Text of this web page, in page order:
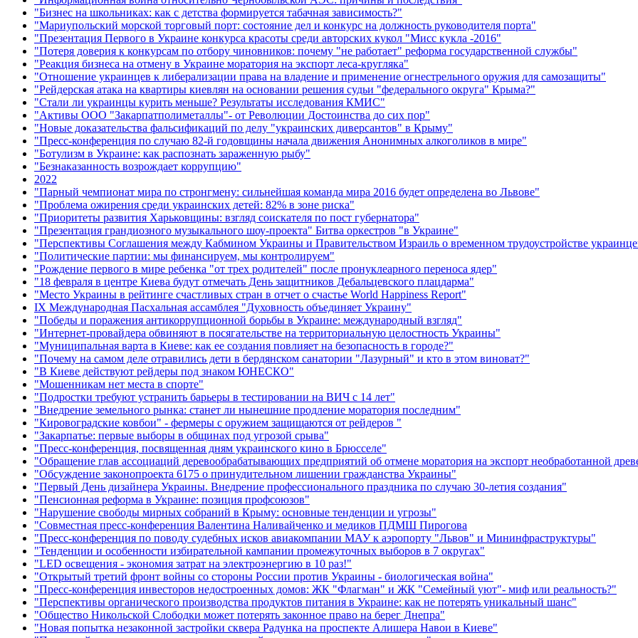
"Бизнес на школьниках: как с детства формируется табачная зависимость?"
"Мариупольский морской торговый порт: состояние дел и конкурс на должность руководителя порта"
"Презентация Первого в Украине конкурса красоты среди авторских кукол "Мисс кукла -2016"
"Потеря доверия к конкурсам по отбору чиновников: почему "не работает" реформа государственной службы"
"Реакция бизнеса на отмену в Украине моратория на экспорт леса-кругляка"
"Отношение украинцев к либерализации права на владение и применение огнестрельного оружия для самозащиты"
"Рейдерская атака на квартиры киевлян на основании решения судьи "федерального округа" Крыма?"
"Стали ли украинцы курить меньше? Результаты исследования КМИС"
"Активы ООО "Закарпатполиметаллы"- от Революции Достоинства до сих пор"
"Новые доказательства фальсификаций по делу "украинских диверсантов" в Крыму"
"Пресс-конференция по случаю 82-й годовщины начала движения Анонимных алкоголиков в мире"
"Ботулизм в Украине: как распознать зараженную рыбу"
"Безнаказанность возрождает коррупцию"
2022
"Парный чемпионат мира по стронгмену: сильнейшая команда мира 2016 будет определена во Львове"
"Проблема ожирения среди украинских детей: 82% в зоне риска"
"Приоритеты развития Харьковщины: взгляд соискателя по пост губернатора"
"Презентация грандиозного музыкального шоу-проекта" Битва оркестров "в Украине"
"Перспективы Соглашения между Кабмином Украины и Правительством Израиль о временном трудоустройстве
"Политические партии: мы финансируем, мы контролируем"
"Рождение первого в мире ребенка "от трех родителей" после пронуклеарного переноса ядер"
"18 февраля в центре Киева будут отмечать День защитников Дебальцевского плацдарма"
"Место Украины в рейтинге счастливых стран в отчет о счастье World Happiness Report"
ІХ Международная Пасхальная ассамблея "Духовность объединяет Украину"
"Победы и поражения антикоррупционной борьбы в Украине: международный взгляд"
"Интернет-провайдера обвиняют в посягательстве на территориальную целостность Украины"
"Муниципальная варта в Киеве: как ее создания повлияет на безопасность в городе?"
"Почему на самом деле отравились дети в бердянском санатории "Лазурный" и кто в этом виноват?"
"В Киеве действуют рейдеры под знаком ЮНЕСКО"
"Мошенникам нет места в спорте"
"Подростки требуют устранить барьеры в тестировании на ВИЧ с 14 лет"
"Внедрение земельного рынка: станет ли нынешние продление моратория последним"
"Кировоградские ковбои" - фермеры с оружием защищаются от рейдеров "
"Закарпатье: первые выборы в общинах под угрозой срыва"
"Пресс-конференция, посвященная дням украинского кино в Брюсселе"
"Обращение глав ассоциаций деревообрабатывающих предприятий об отмене моратория на экспорт необработанной
"Обсуждение законопроекта 6175 о принудительном лишении гражданства Украины"
"Первый День дизайнера Украины. Внедрение профессионального праздника по случаю 30-летия создания"
"Пенсионная реформа в Украине: позиция профсоюзов"
"Нарушение свободы мирных собраний в Крыму: основные тенденции и угрозы"
"Совместная пресс-конференция Валентина Наливайченко и медиков ПДМШ Пирогова
"Пресс-конференция по поводу судебных исков авиакомпании МАУ к аэропорту "Львов" и Мининфраструктуры"
"Тенденции и особенности избирательной кампании промежуточных выборов в 7 округах"
"LED освещения - экономия затрат на электроэнергию в 10 раз!"
"Открытый третий фронт войны со стороны России против Украины - биологическая война"
"Пресс-конференция инвесторов недостроенных домов: ЖК "Флагман" и ЖК "Семейный уют"- миф или реальность?"
"Перспективы органического производства продуктов питания в Украине: как не потерять уникальный шанс"
"Общество Никольской Слободки может потерять законное право на берег Днепра"
"Новая попытка незаконной застройки сквера Радунка на проспекте Алишера Навои в Киеве"